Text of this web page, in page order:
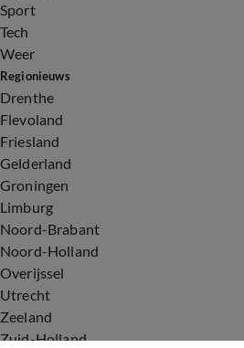
Sport
Tech
Weer
Regionieuws
Drenthe
Flevoland
Friesland
Gelderland
Groningen
Limburg
Noord-Brabant
Noord-Holland
Overijssel
Utrecht
Zeeland
Zuid-Holland